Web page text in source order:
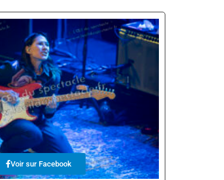
Voir sur Facebook